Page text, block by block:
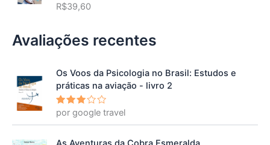
Avaliação
de 5
R$39,60
Avaliações recentes
Os Voos da Psicologia no Brasil: Estudos e
práticas na aviação - livro 2
Avalia
ção3
por google travel